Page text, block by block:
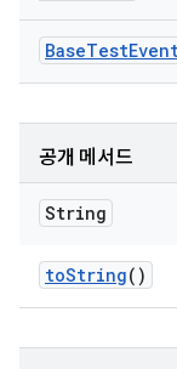
BaseTest
공개 메서드
String
toString()